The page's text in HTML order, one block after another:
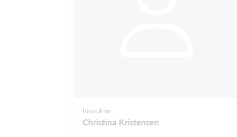
Instruktør
Christina Kristensen